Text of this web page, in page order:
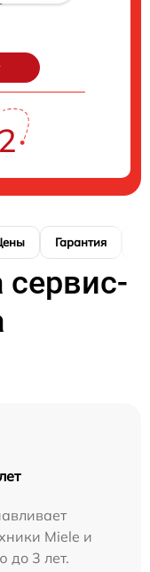
Гарантия
Miele и
до 3 лет.